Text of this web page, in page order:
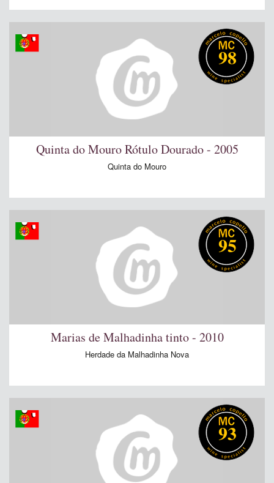
98
Quinta do Mouro Rótulo Dourado - 2005
Quinta do Mouro
95
Marias de Malhadinha tinto - 2010
Herdade da Malhadinha Nova
93